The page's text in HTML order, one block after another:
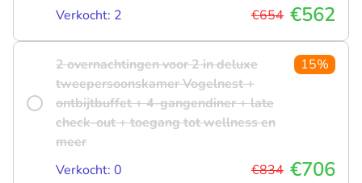
Verkocht: 2 €654 €562
2 overnachtingen voor 2 in deluxe
tweepersoonskamer Vogelnest +
ontbijtbuffet + 4-gangendiner + late
check-out + toegang tot wellness en
meer
15%
Verkocht: 0 €834 €706